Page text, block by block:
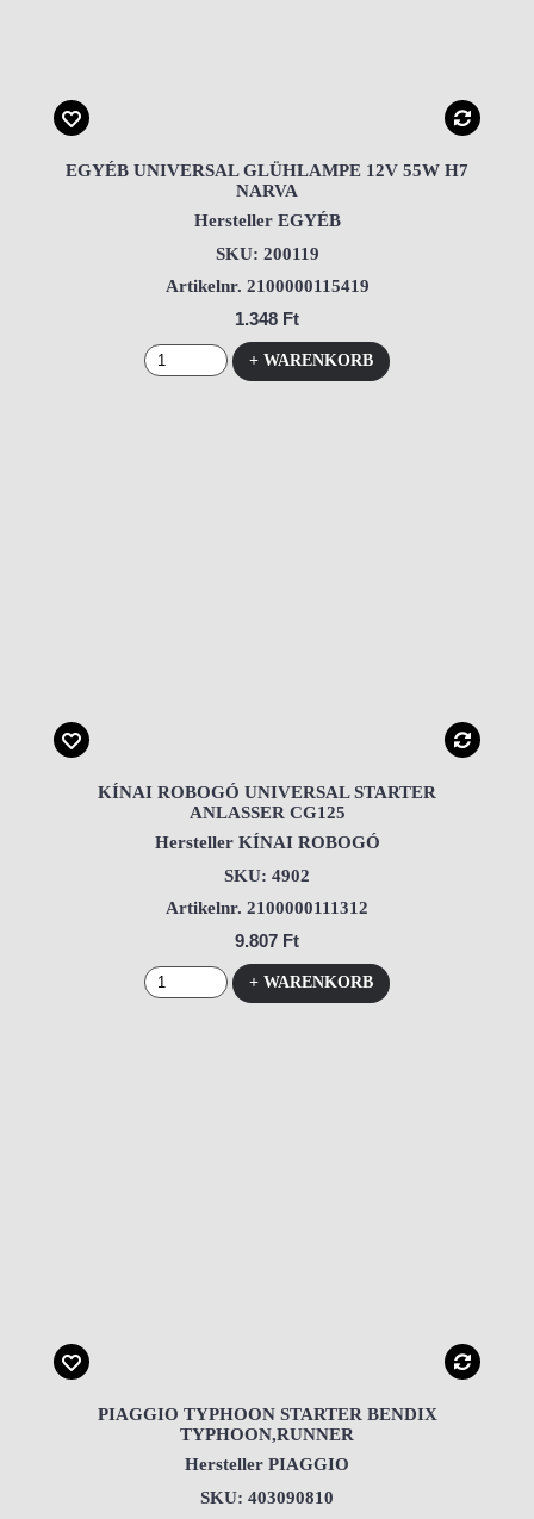
EGYÉB UNIVERSAL GLÜHLAMPE 12V 55W H7
NARVA
Hersteller EGYÉB
SKU: 200119
Artikelnr. 2100000115419
1.348 Ft
+ WARENKORB
KÍNAI ROBOGÓ UNIVERSAL STARTER
ANLASSER CG125
Hersteller KÍNAI ROBOGÓ
SKU: 4902
Artikelnr. 2100000111312
9.807 Ft
+ WARENKORB
PIAGGIO TYPHOON STARTER BENDIX
TYPHOON,RUNNER
Hersteller PIAGGIO
SKU: 403090810